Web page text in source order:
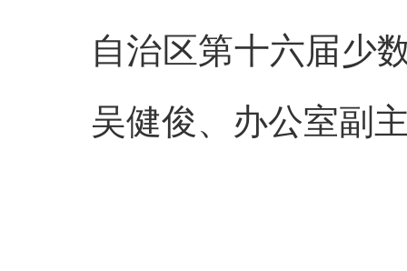
自治区第十六届少
吴健俊、办公室副